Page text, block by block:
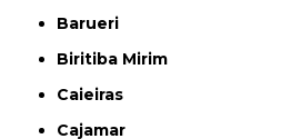
Barueri
Biritiba Mirim
Caieiras
Cajamar